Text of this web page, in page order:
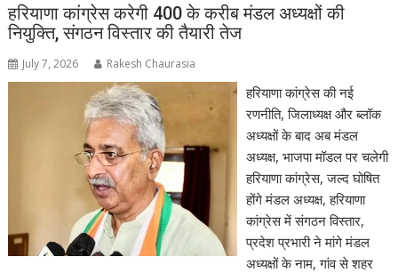
हरियाणा कांग्रेस करेगी 400 के करीब मंडल अध्यक्षों की
नियुक्ति, संगठन विस्तार की तैयारी तेज
July 7, 2026 Rakesh Chaurasia
हरियाणा कांग्रेस की नई
रणनीति, जिलाध्यक्ष और ब्लॉक
अध्यक्षों के बाद अब मंडल
अध्यक्ष, भाजपा मॉडल पर चलेगी
हरियाणा कांग्रेस, जल्द घोषित
होंगे मंडल अध्यक्ष, हरियाणा
कांग्रेस में संगठन विस्तार,
प्रदेश प्रभारी ने मांगे मंडल
अध्यक्षों के नाम, गांव से शहर